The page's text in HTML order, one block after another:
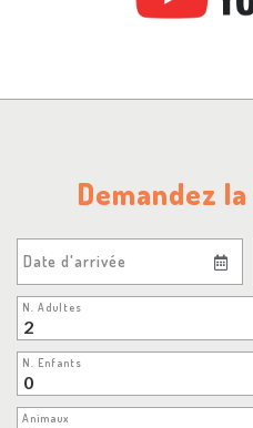
Demandez
Date d'arrivée
N. Adultes
N. Enfants
Animaux